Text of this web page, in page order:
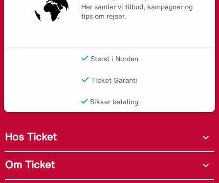
Her samler vi tilbud, kampagner og
tips om rejser.
Størst i Norden
Ticket Garanti
Sikker betaling
Hos Ticket expand_more
Om Ticket expand_more